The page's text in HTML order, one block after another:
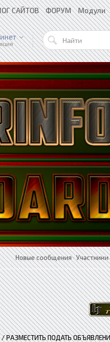
САЙТОВ ФОРУМ Модули
Новые сообщения·Участники
ПОДАТЬ